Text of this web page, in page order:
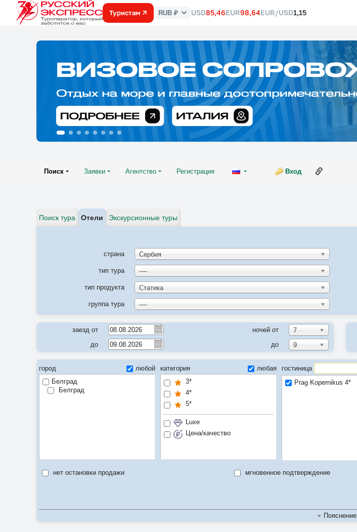
Туристам
Курс
RUB ₽ USD85,46EUR98,64EUR/USD1,15
Поиск Заявки Агентство Регистрация Вход
Поиск тура Отели Экскурсионные туры
страна Сербия
тип тура ----
тип продукта Статика
группа тура ----
заезд от ночей от
7
до
до 9
город
любой
Белград
Белград
категория
любая
3*
4*
5*
Luxe
Цена/качество
гостиница
Prag Kopernikus 4*
нет остановки продажи мгновенное подтверждение
Пояснение